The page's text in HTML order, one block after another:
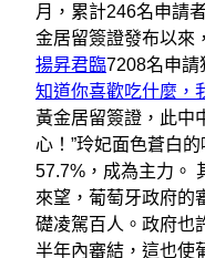
月，累計246名申請
金居留簽證發布以來
揚昇君臨7208名申請
知道你喜歡吃什麼，
黃金居留簽證，此中
心！”玲妃面色蒼白
57.7%，成為主力。
來望，葡萄牙政府的
礎凌駕百人。政府也
半年內審結，這也使